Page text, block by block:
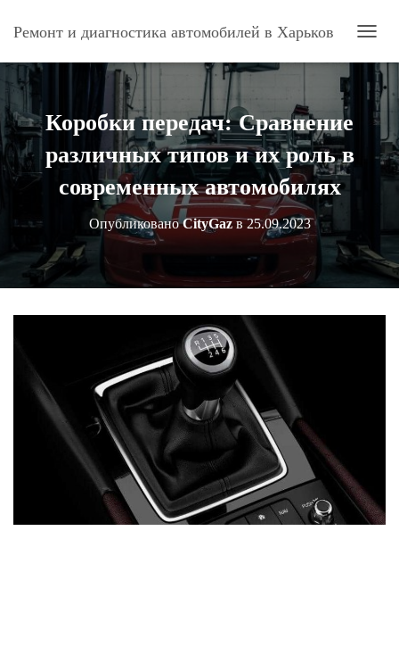
Ремонт и диагностика автомобилей в Харьков
Е
Е
А
А
Коробки передач: Сравнение
различных типов и их роль в
современных автомобилях
ОпубликованоCityGazв25.09.2023